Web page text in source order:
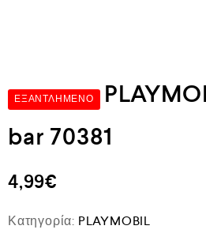
ΕΞΑΝΤΛΗΜΈΝΟ
bar 70381
4,99€
Κατηγορία: PLAYMOBIL